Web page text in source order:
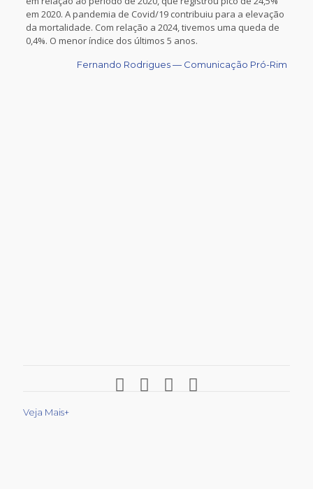
em 2020. A pandemia de Covid/19 contribuiu para a elevação
da mortalidade. Com relação a 2024, tivemos uma queda de
0,4%. O menor índice dos últimos 5 anos.
Fernando Rodrigues — Comunicação Pró-Rim
Veja Mais+